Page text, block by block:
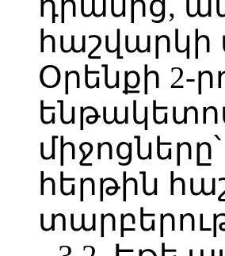
հաշվարկի
Օրենքի 2-
հերթին